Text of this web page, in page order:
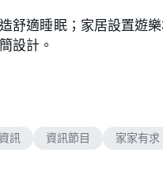
舒適睡眠；家居設置遊
設計。
訊 資訊節目 家家有求